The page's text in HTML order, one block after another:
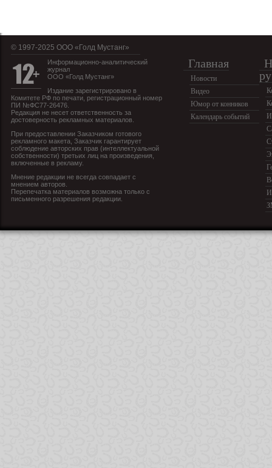
© 1997-2025 OOO «Голд Мустанг»
Информационно-аналитический
журнал
ООО «Голд Мустанг»
Издание зарегистрировано в
Комитете РФ по печати, регистрационный номер
ПИ №ФС77-26476.
Редакция не несет ответственность за
достоверность рекламных материалов.
При предоставлении Заказчиком готового
рекламного макета, Заказчик гарантирует
соблюдение авторских прав (интеллектуальной
собственности) третьих лиц на произведения,
включенные в рекламу.
Мнение редакции не всегда совпадает с
мнением авторов.
Перепечатка материалов возможна только с
письменного разрешения редакции.
Главная
Новости
Видео
Юмор от конников
Календарь событий